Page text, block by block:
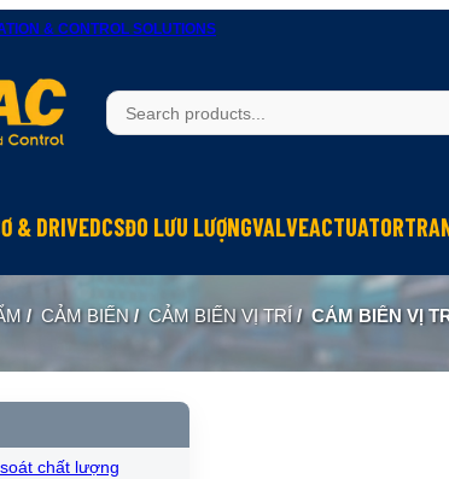
& CONTROL SOLUTIONS
& DRIVEDCSĐO LƯU LƯỢNGVALVEACTUATOR
/ CẢM BIẾN / CẢM BIẾN VỊ TRÍ / CẢM BIẾN VỊ
chất lượng